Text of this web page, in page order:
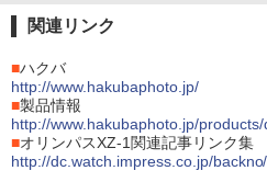
関連リンク
■ハクバ
http://www.hakubaphoto.jp/
■製品情報
http://www.hakubaphoto.jp/
■オリンパスXZ-1関連記事リンク集
http://dc.watch.impress.co.jp/